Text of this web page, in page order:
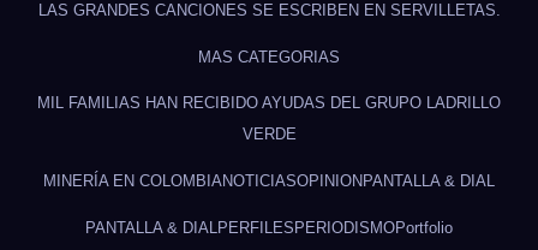
LAS GRANDES CANCIONES SE ESCRIBEN EN SERVILLETAS.
MAS CATEGORIAS
MIL FAMILIAS HAN RECIBIDO AYUDAS DEL GRUPO LADRILLO
VERDE
MINERÍA EN COLOMBIANOTICIASOPINION PANTALLA & DIAL
PANTALLA & DIAL PERFILES PERIODISMOPortfolio